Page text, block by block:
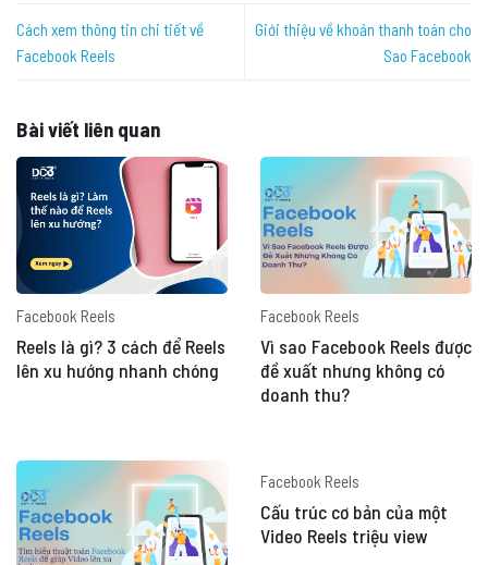
Cách xem thông tin chi tiết về
Facebook Reels
Giới thiệu về khoản thanh toán cho
Sao Facebook
Bài viết liên quan
Facebook Reels
Reels là gì? 3 cách để Reels
lên xu hướng nhanh chóng
Facebook Reels
Vì sao Facebook Reels được
đề xuất nhưng không có
doanh thu?
Facebook Reels
Cấu trúc cơ bản của một
Video Reels triệu view